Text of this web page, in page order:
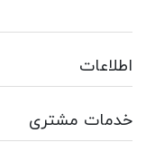
اطلاعات
خدمات مشتری